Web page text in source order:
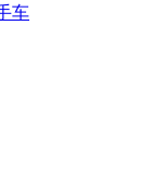
车